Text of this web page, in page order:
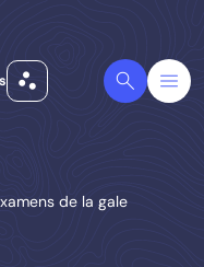
scatter_plot Search Menu
de la gale